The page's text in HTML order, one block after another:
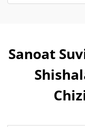
Sanoat